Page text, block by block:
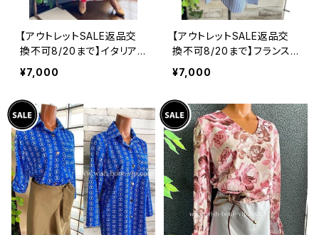
【アウトレットSALE返品交
換不可8/20まで】イタリア
製インポート セットアップド
レス｜ロングスカート＆カッ
y/ホワイト＆レッド(S)(M)
(L)(XL)
¥7,000
【アウトレットSALE返品交
換不可8/20まで】フランス
インポート・BIGシャツ｜ピ
ンストライプ デザインシャ
ロングシャツ/ブルー
¥7,000